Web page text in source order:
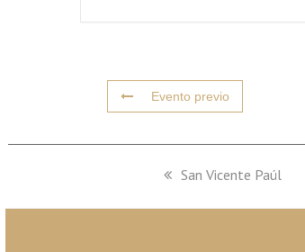
Evento previo
previous
San Vicente Paúl